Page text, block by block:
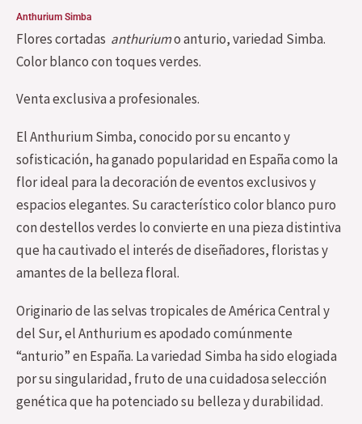
Anthurium Simba
Flores cortadas anthuriumo anturio, variedad Simba.
Color blanco con toques verdes.
Venta exclusiva a profesionales.
El Anthurium Simba, conocido por su encanto y
sofisticación, ha ganado popularidad en España como la
flor ideal para la decoración de eventos exclusivos y
espacios elegantes. Su característico color blanco puro
con destellos verdes lo convierte en una pieza distintiva
que ha cautivado el interés de diseñadores, floristas y
amantes de la belleza floral.
Originario de las selvas tropicales de América Central y
del Sur, el Anthurium es apodado comúnmente
“anturio” en España. La variedad Simba ha sido elogiada
por su singularidad, fruto de una cuidadosa selección
genética que ha potenciado su belleza y durabilidad.